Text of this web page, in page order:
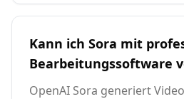
Kann ich Sora mit
Bearbeitungssoftware
OpenAI Sora generiert